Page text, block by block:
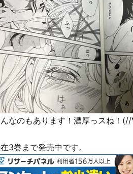
なのもあります！濃厚っスね！
3巻まで発売中です。